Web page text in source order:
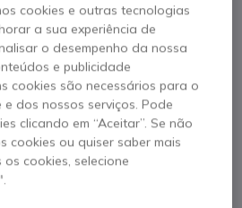
produto
IP para
a série de telefones IP:
cookies e outras tecnologias
a sua experiência de
o desempenho da nossa
e publicidade
cookies são necessários para o
dos nossos serviços. Pode
clicando em “Aceitar”. Se não
cookies ou quiser saber mais
cookies, selecione